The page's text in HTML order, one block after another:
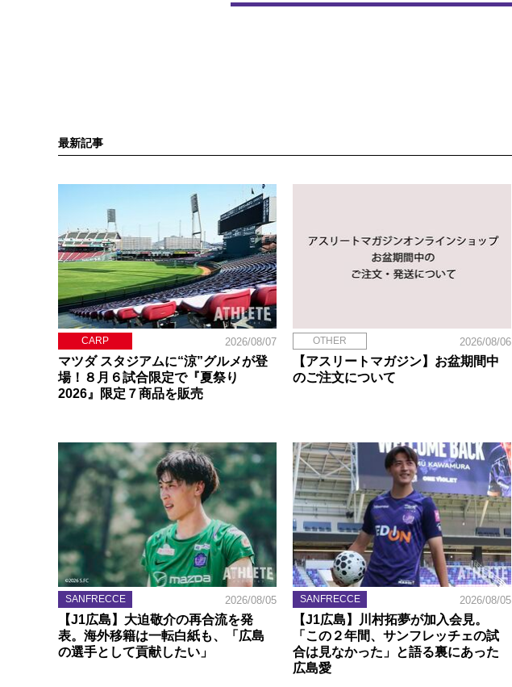
最新記事
CARP 2026/08/07
マツダ スタジアムに“涼”グルメが登
場！８月６試合限定で『夏祭り
2026』限定７商品を販売
OTHER 2026/08/06
【アスリートマガジン】お盆期間中
のご注文について
SANFRECCE 2026/08/05
【J1広島】大迫敬介の再合流を発
表。海外移籍は一転白紙も、「広島
の選手として貢献したい」
SANFRECCE 2026/08/05
【J1広島】川村拓夢が加入会見。
「この２年間、サンフレッチェの試
合は見なかった」と語る裏にあった
広島愛